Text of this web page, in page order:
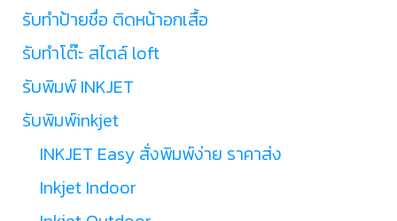
รับทำป้ายชื่อ ติดหน้าอกเสื้อ
รับทำโต๊ะ สไตล์ loft
รับพิมพ์ INKJET
รับพิมพ์inkjet
INKJET Easy สั่งพิมพ์ง่าย ราคาส่ง
Inkjet Indoor